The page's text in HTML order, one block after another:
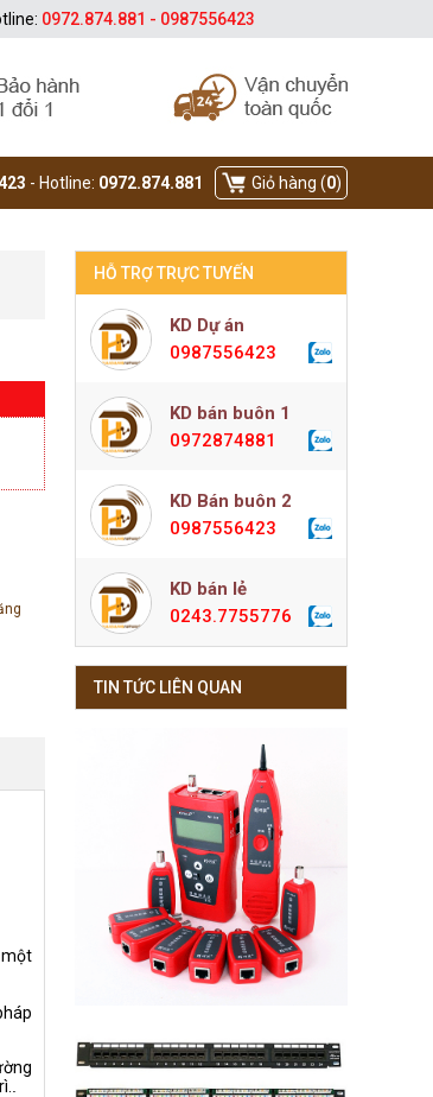
Giỏ hàng (0)
- Hotline: 0972.874.881
một
HỖ TRỢ TRỰC TUYẾN
KD Dự án
0987556423
KD bán buôn 1
0972874881
KD Bán buôn 2
0987556423
KD bán lẻ
0243.7755776
TIN TỨC LIÊN QUAN
0972.874.881 - 0987556423